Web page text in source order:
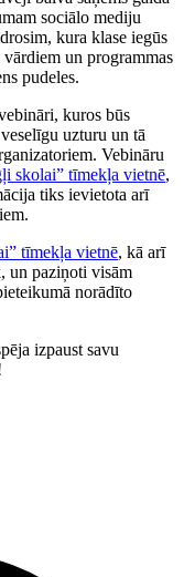
sociālo mediju
kura klase iegūs
un programmas
pudeles.
kuros būs
uzturu un tā
Vebināru
skolai” tīmekļa vietnē,
tiks ievietota arī
tīmekļa vietnē, kā arī
un paziņoti visām
norādīto
izpaust savu